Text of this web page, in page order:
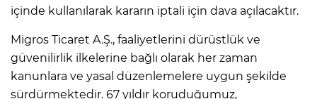
içinde kullanılarak kararın iptali için dava açılacaktır.
Migros Ticaret A.Ş., faaliyetlerini dürüstlük ve
güvenilirlik ilkelerine bağlı olarak her zaman
kanunlara ve yasal düzenlemelere uygun şekilde
sürdürmektedir. 67 yıldır koruduğumuz,